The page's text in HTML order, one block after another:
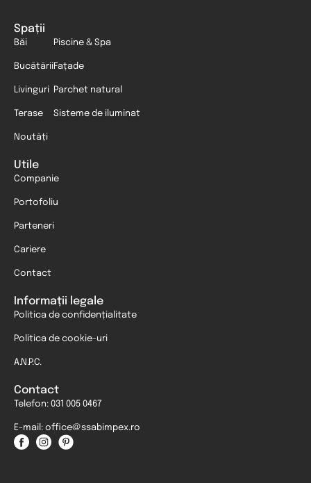
Spații
Băi
Bucătării
Livinguri
Terase
Noutăți
Piscine & Spa
Fațade
Parchet natural
Sisteme de iluminat
Utile
Companie
Portofoliu
Parteneri
Cariere
Contact
Informații legale
Politica de confidențialitate
Politica de cookie-uri
A.N.P.C.
Contact
Telefon: 031 005 0467
E-mail: office@ssabimpex.ro